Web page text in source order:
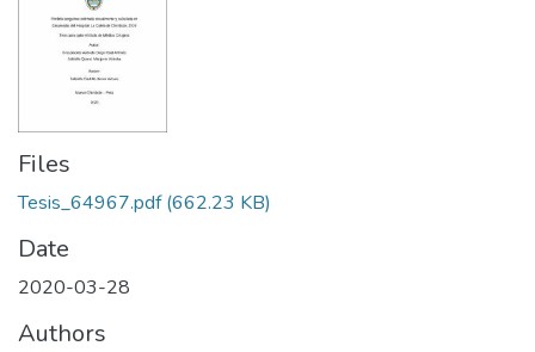
Files
Tesis_64967.pdf(662.23 KB)
Date
2020-03-28
Authors